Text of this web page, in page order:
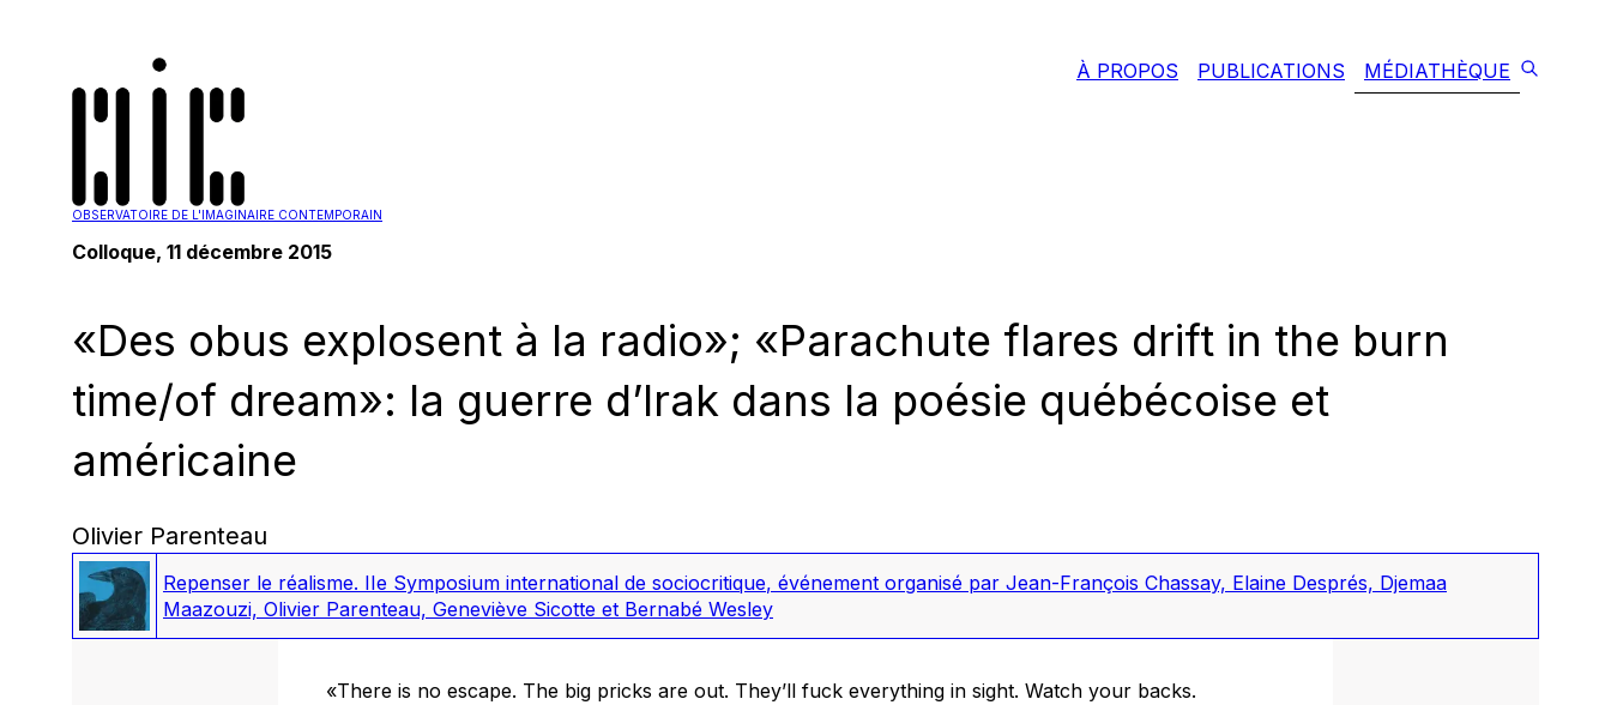
OBSERVATOIRE DE L'IMAGINAIRE CONTEMPORAIN
À PROPOS PUBLICATIONS MÉDIATHÈQUE
Colloque, 11 décembre 2015
«Des obus explosent à la radio»; «Parachute flares drift in the burn
time/of dream»: la guerre d’Irak dans la poésie québécoise et
américaine
Olivier Parenteau
Repenser le réalisme. IIe Symposium international de sociocritique, événement organisé par Jean-François Chassay, Elaine Després, Djemaa
Maazouzi, Olivier Parenteau, Geneviève Sicotte et Bernabé Wesley
«There is no escape. The big pricks are out. They’ll fuck everything in sight. Watch your backs.